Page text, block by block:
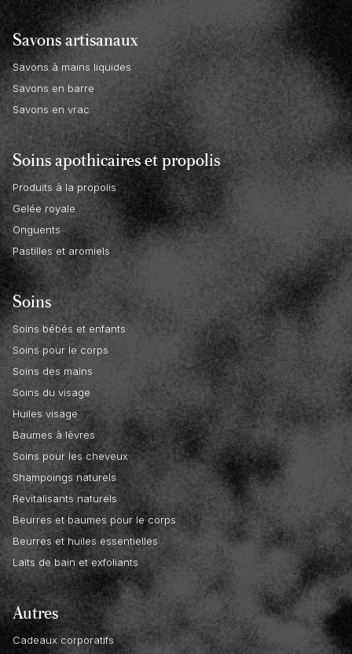
Savons artisanaux
Savons à mains liquides
Savons en barre
Savons en vrac
Soins apothicaires et propolis
Produits à la propolis
Gelée royale
Onguents
Pastilles et aromiels
Soins
Soins bébés et enfants
Soins pour le corps
Soins des mains
Soins du visage
Huiles visage
Baumes à lèvres
Soins pour les cheveux
Shampoings naturels
Revitalisants naturels
Beurres et baumes pour le corps
Beurres et huiles essentielles
Laits de bain et exfoliants
Autres
Cadeaux corporatifs